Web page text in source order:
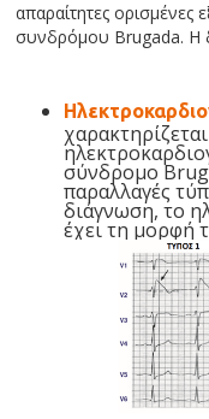
απαραίτητες ορισμένες
συνδρόμου Brugada. Η
σύνδρομο
παραλλαγές
διάγνωση, το
έχει τη μορφή